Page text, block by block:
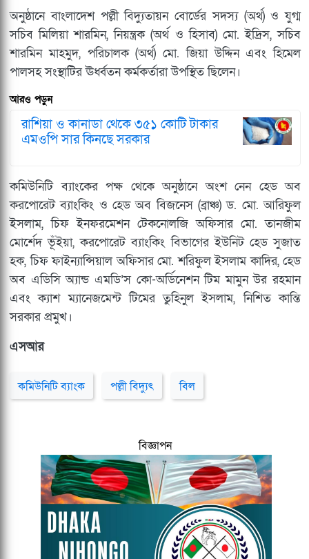
অনুষ্ঠানে বাংলাদেশ পল্লী বিদ্যুতায়ন বোর্ডের সদস্য (অর্থ) ও যুগ্ম
সচিব মিলিয়া শারমিন, নিয়ন্ত্রক (অর্থ ও হিসাব) মো. ইদ্রিস, সচিব
শারমিন মাহমুদ, পরিচালক (অর্থ) মো. জিয়া উদ্দিন এবং হিমেল
পালসহ সংস্থাটির ঊর্ধ্বতন কর্মকর্তারা উপস্থিত ছিলেন।
আরও পড়ুন
রাশিয়া ও কানাডা থেকে ৩৫১ কোটি টাকার
এমওপি সার কিনছে সরকার
কমিউনিটি ব্যাংকের পক্ষ থেকে অনুষ্ঠানে অংশ নেন হেড অব
করপোরেট ব্যাংকিং ও হেড অব বিজনেস (ব্রাঞ্চ) ড. মো. আরিফুল
ইসলাম, চিফ ইনফরমেশন টেকনোলজি অফিসার মো. তানজীম
মোর্শেদ ভূঁইয়া, করপোরেট ব্যাংকিং বিভাগের ইউনিট হেড সুজাত
হক, চিফ ফাইন্যান্সিয়াল অফিসার মো. শরিফুল ইসলাম কাদির, হেড
অব এডিসি অ্যান্ড এমডি’স কো-অর্ডিনেশন টিম মামুন উর রহমান
এবং ক্যাশ ম্যানেজমেন্ট টিমের তুহিনুল ইসলাম, নিশিত কান্তি
সরকার প্রমুখ।
এসআর
কমিউনিটি ব্যাংক পল্লী বিদ্যুৎ বিল
বিজ্ঞাপন